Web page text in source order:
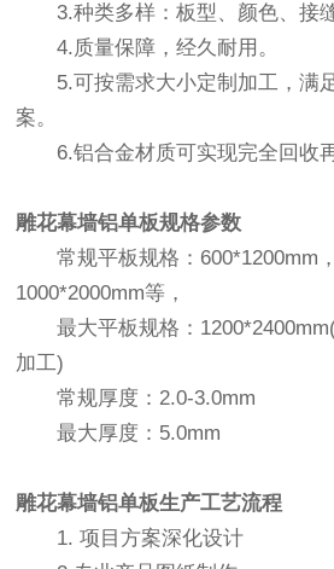
3.种类多样：板型、颜色、接缝
4.质量保障，经久耐用。
5.可按需求大小定制加工，满
案。
6.铝合金材质可实现完全回收再
雕花幕墙铝单板规格参数
常规平板规格：600*1200mm，
1000*2000mm等，
最大平板规格：
加工)
常规厚度：2.0-3.0mm
最大厚度：5.0mm
雕花幕墙铝单板生产工艺流程
1. 项目方案深化设计